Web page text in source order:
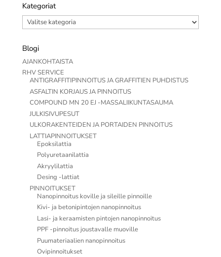
Kategoriat
Kategoriat
Blogi
AJANKOHTAISTA
RHV SERVICE
ANTIGRAFFITIPINNOITUS JA GRAFFITIEN PUHDISTUS
ASFALTIN KORJAUS JA PINNOITUS
COMPOUND MN 20 EJ -MASSALIIKUNTASAUMA
JULKISIVUPESUT
ULKORAKENTEIDEN JA PORTAIDEN PINNOITUS
LATTIAPINNOITUKSET
Epoksilattia
Polyuretaanilattia
Akryylilattia
Desing -lattiat
PINNOITUKSET
Nanopinnoitus koville ja sileille pinnoille
Kivi- ja betonipintojen nanopinnoitus
Lasi- ja keraamisten pintojen nanopinnoitus
PPF -pinnoitus joustavalle muoville
Puumateriaalien nanopinnoitus
Ovipinnoitukset